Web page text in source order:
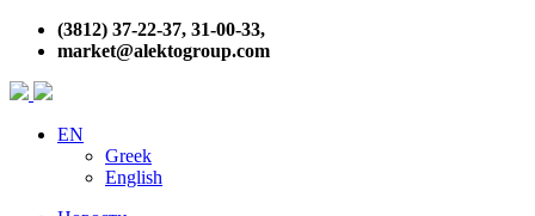
(3812) 37-22-37, 31-00-33,
market@alektogroup.com
EN
Greek
English